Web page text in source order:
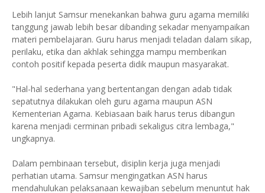
Lebih lanjut Samsur menekankan bahwa guru agama memiliki
tanggung jawab lebih besar dibanding sekadar menyampaikan
materi pembelajaran. Guru harus menjadi teladan dalam sikap,
perilaku, etika dan akhlak sehingga mampu memberikan
contoh positif kepada peserta didik maupun masyarakat.
"Hal-hal sederhana yang bertentangan dengan adab tidak
sepatutnya dilakukan oleh guru agama maupun ASN
Kementerian Agama. Kebiasaan baik harus terus dibangun
karena menjadi cerminan pribadi sekaligus citra lembaga,"
ungkapnya.
Dalam pembinaan tersebut, disiplin kerja juga menjadi
perhatian utama. Samsur mengingatkan ASN harus
mendahulukan pelaksanaan kewajiban sebelum menuntut hak